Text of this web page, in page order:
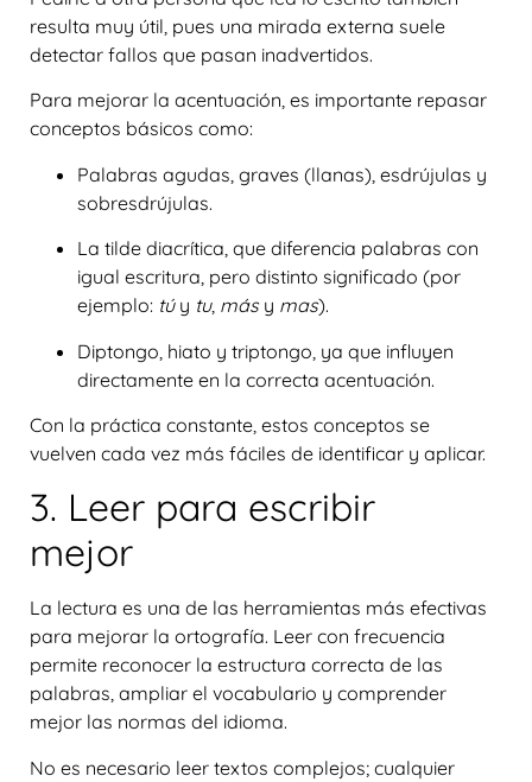
resulta muy útil, pues una mirada externa suele
detectar fallos que pasan inadvertidos.
Para mejorar la acentuación, es importante repasar
conceptos básicos como:
Palabras agudas, graves (llanas), esdrújulas y
sobresdrújulas.
La tilde diacrítica, que diferencia palabras con
igual escritura, pero distinto significado (por
ejemplo: túy tu, másy mas).
Diptongo, hiato y triptongo , ya que influyen
directamente en la correcta acentuación.
Con la práctica constante, estos conceptos se
vuelven cada vez más fáciles de identificar y aplicar.
3. Leer para escribir
mejor
La lectura es una de las herramientas más efectivas
para mejorar la ortografía. Leer con frecuencia
permite reconocer la estructura correcta de las
palabras, ampliar el vocabulario y comprender
mejor las normas del idioma.
No es necesario leer textos complejos; cualquier